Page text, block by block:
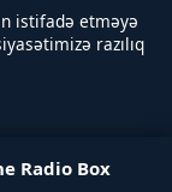
istifadə etməyə
razılıq
Radio Box